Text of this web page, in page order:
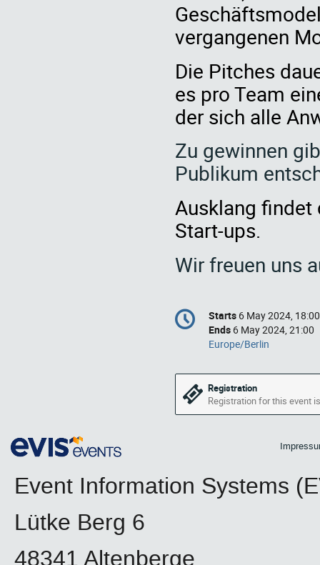
vergangenen
Die Pitches
es pro Team
der sich alle
Zu gewinnen
Publikum
Ausklang findet
Start-ups.
Wir freuen uns
Conference
information
Date/Time
Starts 6 May 2024, 18:00
Ends 6 May 2024, 21:00
All
are
in
Europe/Berlin
Europe/Berlin
Registration
Registration for this event
Event Information Systems
Lütke Berg 6
48341 Altenberge